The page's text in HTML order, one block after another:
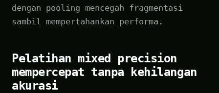
dengan pooling mencegah fragmentasi
sambil mempertahankan performa.
Pelatihan mixed precision
mempercepat tanpa kehilangan
akurasi